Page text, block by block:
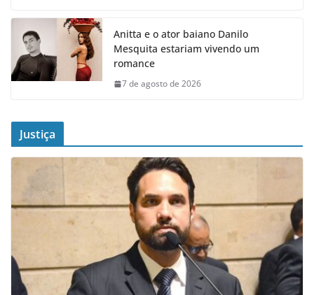
Anitta e o ator baiano Danilo
Mesquita estariam vivendo um
romance
7 de agosto de 2026
Justiça